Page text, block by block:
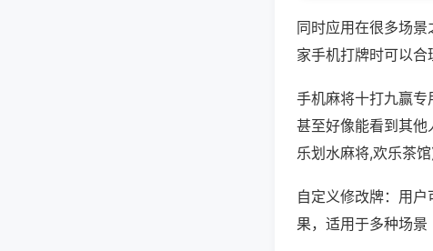
同时应用在很多场
家手机打牌时可以合
手机麻将十打九赢专
甚至好像能看到其
乐划水麻将,欢乐茶
自定义修改牌：用
果，适用于多种场景